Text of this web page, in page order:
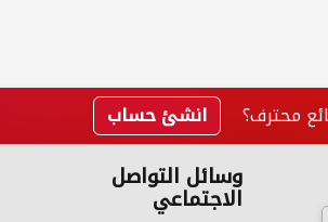
محترف؟ انشئ حساب
وسائل التواصل
الاجتماعي